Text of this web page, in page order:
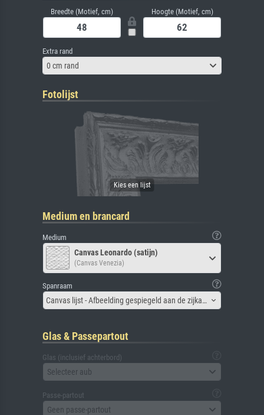
Breedte (Motief, cm) Hoogte (Motief, cm)
Extra rand
0 cm rand
Fotolijst
Medium en brancard
Medium
Canvas Leonardo (satijn)
(Canvas Venezia)
Spanraam
Canvas lijst - Afbeelding gespiegeld aan de zijkant
Glas & Passepartout
Glas (inclusief achterbord)
Selecteer aub
Passe-partout
Geen passe-partout